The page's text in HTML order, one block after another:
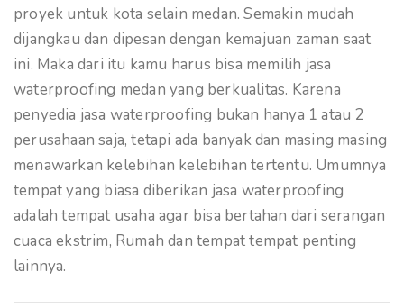
proyek untuk kota selain medan. Semakin mudah
dijangkau dan dipesan dengan kemajuan zaman saat
ini. Maka dari itu kamu harus bisa memilih jasa
waterproofing medan yang berkualitas. Karena
penyedia jasa waterproofing bukan hanya 1 atau 2
perusahaan saja, tetapi ada banyak dan masing masing
menawarkan kelebihan kelebihan tertentu. Umumnya
tempat yang biasa diberikan jasa waterproofing
adalah tempat usaha agar bisa bertahan dari serangan
cuaca ekstrim, Rumah dan tempat tempat penting
lainnya.